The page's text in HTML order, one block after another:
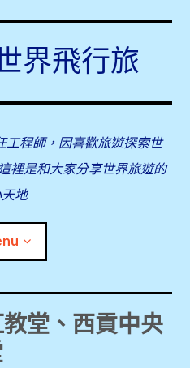
界飛行旅
程師，因喜歡旅遊探索世
裡是和大家分享世界旅遊的
地
child
menu
堂、西貢中央